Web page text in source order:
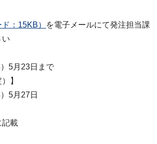
：15KB）
を電子メールにて発注担当課
い
5月23日まで
】
5月27日
記載